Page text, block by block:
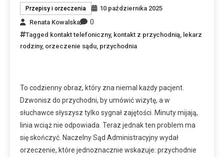
Przepisy i orzeczenia
10 października 2025
Renata Kowalska
0
Tagged kontakt telefoniczny, kontakt z przychodnią, lekarz
rodziny, orzeczenie sądu, przychodnia
To codzienny obraz, który zna niemal każdy pacjent.
Dzwonisz do przychodni, by umówić wizytę, a w
słuchawce słyszysz tylko sygnał zajętości. Minuty mijają,
linia wciąż nie odpowiada. Teraz jednak ten problem ma
się skończyć. Naczelny Sąd Administracyjny wydał
orzeczenie, które jednoznacznie wskazuje: przychodnie